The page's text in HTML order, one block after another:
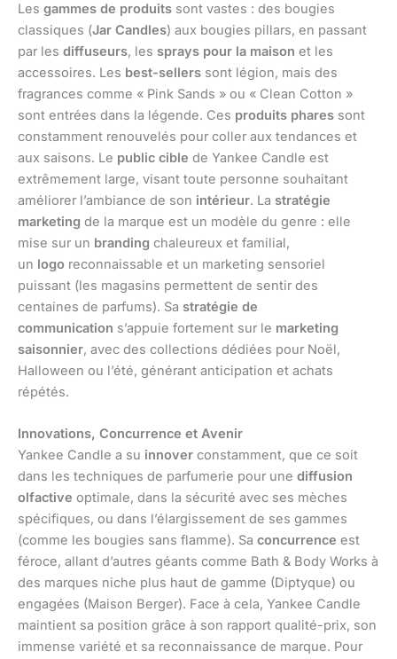
Les gammes de produits sont vastes : des bougies
classiques (Jar Candles) aux bougies pillars, en passant
par les diffuseurs, les sprays pour la maison et les
accessoires. Les best-sellers sont légion, mais des
fragrances comme « Pink Sands » ou « Clean Cotton »
sont entrées dans la légende. Ces produits phares sont
constamment renouvelés pour coller aux tendances et
aux saisons. Le public cible de Yankee Candle est
extrêmement large, visant toute personne souhaitant
améliorer l’ambiance de son intérieur. La stratégie
marketing de la marque est un modèle du genre : elle
mise sur un branding chaleureux et familial,
un logo reconnaissable et un marketing sensoriel
puissant (les magasins permettent de sentir des
centaines de parfums). Sa stratégie de
communication s’appuie fortement sur le marketing
saisonnier, avec des collections dédiées pour Noël,
Halloween ou l’été, générant anticipation et achats
répétés.
Innovations, Concurrence et Avenir
Yankee Candle a su innover constamment, que ce soit
dans les techniques de parfumerie pour une diffusion
olfactive optimale, dans la sécurité avec ses mèches
spécifiques, ou dans l’élargissement de ses gammes
(comme les bougies sans flamme). Sa concurrence est
féroce, allant d’autres géants comme Bath & Body Works à
des marques niche plus haut de gamme (Diptyque) ou
engagées (Maison Berger). Face à cela, Yankee Candle
maintient sa position grâce à son rapport qualité-prix, son
immense variété et sa reconnaissance de marque. Pour